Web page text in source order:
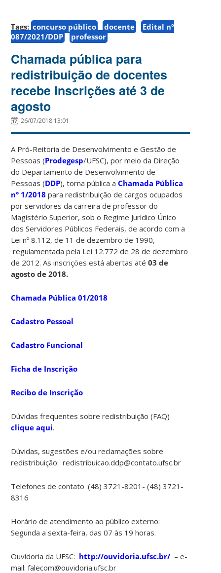
Tags: concurso público docente
Edital nº
087/2021/DDP
professor
Chamada pública para
redistribuição de docentes
recebe inscrições até 3 de
agosto
26/07/2018 13:01
A Pró-Reitoria de Desenvolvimento e Gestão de
Pessoas (Prodegesp/UFSC), por meio da Direção
do Departamento de Desenvolvimento de
Pessoas (DDP), torna pública aChamada Pública
n° 1/2018 para redistribuição de cargos ocupados
por servidores da carreira de professor do
Magistério Superior, sob o Regime Jurídico Único
dos Servidores Públicos Federais, de acordo com a
Lei nº 8.112, de 11 de dezembro de 1990,
regulamentada pela Lei 12.772 de 28 de dezembro
de 2012. As inscrições está abertas até03 de
agosto de 2018.
Chamada Pública 01/2018
Cadastro Pessoal
Cadastro Funcional
Ficha de Inscrição
Recibo de Inscrição
Dúvidas frequentes sobre redistribuição (FAQ)
clique aqui.
Dúvidas, sugestões e/ou reclamações sobre
redistribuição: redistribuicao.ddp@contato.ufsc.br
Telefones de contato :(48) 3721-8201- (48) 3721-
8316
Horário de atendimento ao público externo:
Segunda a sexta-feira, das 07 às 19 horas.
Ouvidoria da UFSC: http://ouvidoria.ufsc.br/ – e-
mail: falecom@ouvidoria.ufsc.br